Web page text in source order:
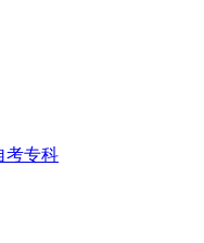
考专科